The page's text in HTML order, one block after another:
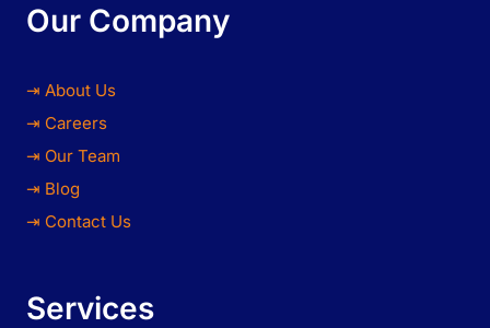
Our Company
⇥ About Us
⇥ Careers
⇥ Our Team
⇥ Blog
⇥ Contact Us
Services